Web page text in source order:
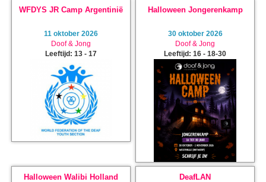
WFDYS JR Camp Argentinië
11 oktober 2026
Doof & Jong
Leeftijd: 13 - 17
Halloween Jongerenkamp
30 oktober 2026
Doof & Jong
Leeftijd: 16 - 18-30
Halloween Walibi Holland DeafLAN